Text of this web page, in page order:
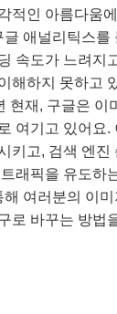
적인 아름다움
애널리틱스를
속도가 느려지
해하지 못하고
현재, 구글은 이
여기고 있어요.
키고, 검색 엔진
래픽을 유도하
여러분의 이
로 바꾸는 방법